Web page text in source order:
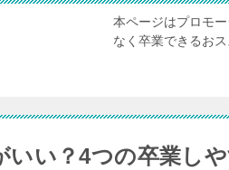
本ページはプロモ
なく卒業できるお
いい？4つの卒業し